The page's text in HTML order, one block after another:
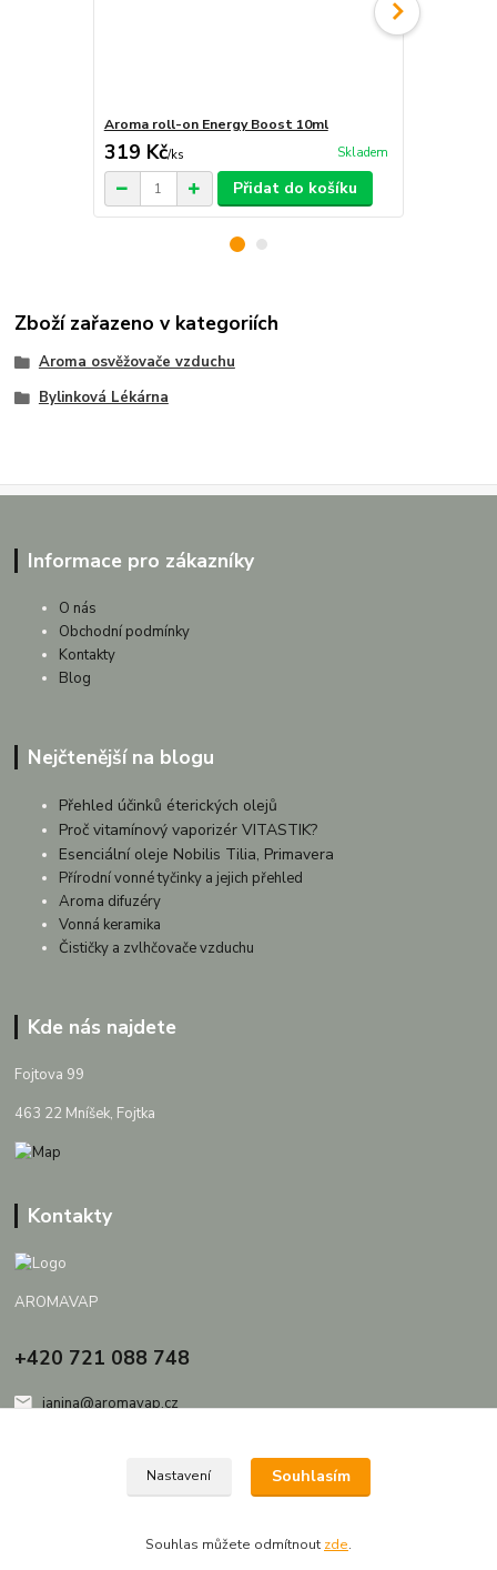
Aroma roll-on Energy Boost 10ml
319 Kč/ks Skladem
Přidat do košíku
Zboží zařazeno v kategoriích
Aroma osvěžovače vzduchu
Bylinková Lékárna
Informace pro zákazníky
O nás
Obchodní podmínky
Kontakty
Blog
Nejčtenější na blogu
Přehled účinků éterických olejů
Proč vitamínový vaporizér VITASTIK?
Esenciální oleje Nobilis Tilia, Primavera
Přírodní vonné tyčinky a jejich přehled
Aroma difuzéry
Vonná keramika
Čističky a zvlhčovače vzduchu
Kde nás najdete
Fojtova 99
463 22 Mníšek, Fojtka
Kontakty
AROMAVAP
+420 721 088 748
janina@aromavap.cz
Nastavení Souhlasím
Souhlas můžete odmítnout zde.